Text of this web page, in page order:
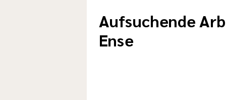
Aufsuchende
Ense